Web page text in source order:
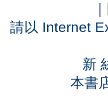
｜
請以 Internet
新
本書